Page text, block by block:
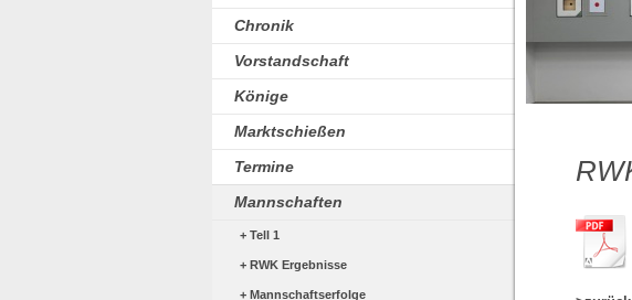
Chronik
Vorstandschaft
Könige
Marktschießen
Termine
Mannschaften
Tell 1
RWK Ergebnisse
Mannschaftserfolge